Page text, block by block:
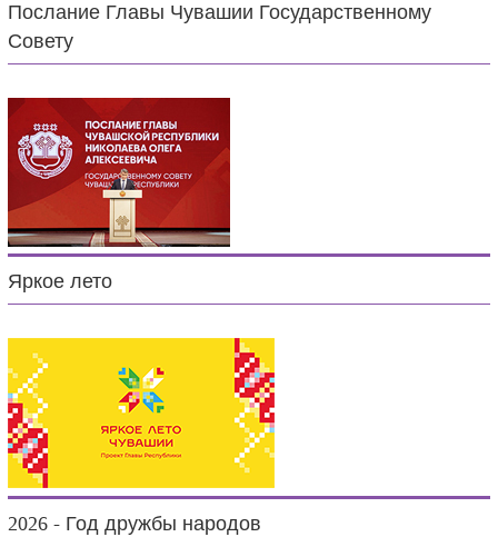
Послание Главы Чувашии Государственному
Совету
Яркое лето
2026 - Год дружбы народов